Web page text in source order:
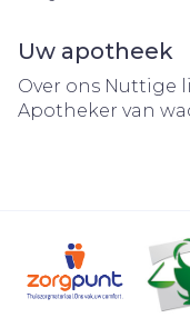
Uw apotheek
Over ons Nuttige
Apotheker van